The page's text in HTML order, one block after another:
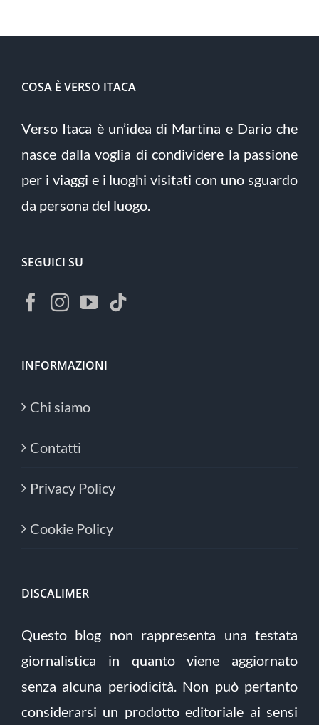
COSA È VERSO ITACA
Verso Itaca è un’idea di Martina e Dario che
nasce dalla voglia di condividere la passione
per i viaggi e i luoghi visitati con uno sguardo
da persona del luogo.
SEGUICI SU
INFORMAZIONI
Chi siamo
Contatti
Privacy Policy
Cookie Policy
DISCALIMER
Questo blog non rappresenta una testata
giornalistica in quanto viene aggiornato
senza alcuna periodicità. Non può pertanto
considerarsi un prodotto editoriale ai sensi